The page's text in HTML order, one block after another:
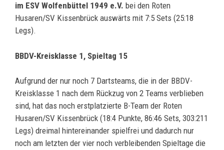
im ESV Wolfenbüttel 1949 e.V. bei den Roten
Husaren/SV Kissenbrück auswärts mit 7:5 Sets (25:18
Legs).
BBDV-Kreisklasse 1, Spieltag 15
Aufgrund der nur noch 7 Dartsteams, die in der BBDV-
Kreisklasse 1 nach dem Rückzug von 2 Teams verblieben
sind, hat das noch erstplatzierte B-Team der Roten
Husaren/SV Kissenbrück (18:4 Punkte, 86:46 Sets, 303:211
Legs) dreimal hintereinander spielfrei und dadurch nur
noch am letzten der vier noch verbleibenden Spieltage die